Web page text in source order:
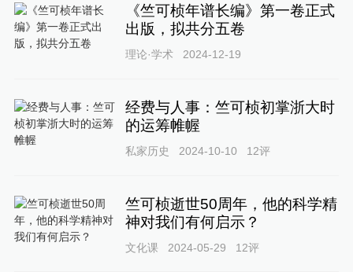
《竺可桢年谱长编》第一卷正式
出版，拟共分五卷
理论·学术 2024-12-19
经费与人事：竺可桢初掌浙大时
的运筹帷幄
私家历史 2024-10-10 12评
竺可桢逝世50周年，他的科学精
神对我们有何启示？
文化课 2024-05-29 12评